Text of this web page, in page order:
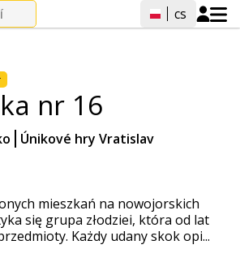
cs
nr 16
Únikové hry Vratislav
mieszkań na nowojorskich
się grupa złodziei, która od lat
Każdy udany skok opi...